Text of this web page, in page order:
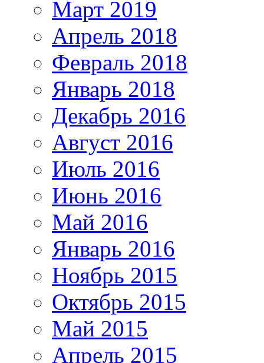
Март 2019
Апрель 2018
Февраль 2018
Январь 2018
Декабрь 2016
Август 2016
Июль 2016
Июнь 2016
Май 2016
Январь 2016
Ноябрь 2015
Октябрь 2015
Май 2015
Апрель 2015